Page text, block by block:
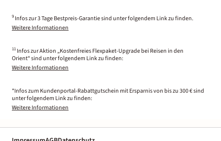
9 Infos zur 3 Tage Bestpreis-Garantie sind unter folgendem Link zu finden.
Weitere Informationen
11 Infos zur Aktion „Kostenfreies Flexpaket-Upgrade bei Reisen in den
Orient“ sind unter folgendem Link zu finden:
Weitere Informationen
*Infos zum Kundenportal-Rabattgutschein mit Ersparnis von bis zu 300 € sind
unter folgendem Link zu finden:
Weitere Informationen